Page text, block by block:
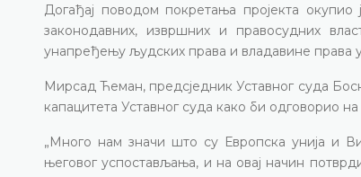
Догађај поводом покретања пројекта
законодавних, извршних и правосудних
унапређењу људских права и владавине права
Мирсад Ћеман, предсједник Уставног суда
капацитета Уставног суда како би одговорио
„Много нам значи што су Европска унија и
његовог успостављања, и на овај начин